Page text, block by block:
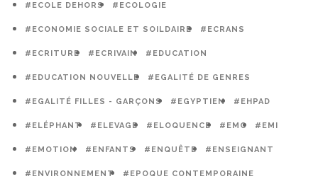
#ECOLE DEHORS #ECOLOGIE
#ECONOMIE SOCIALE ET SOILDAIRE #ECRANS
#ECRITURE #ECRIVAIN #EDUCATION
#EDUCATION NOUVELLE #EGALITÉ DE GENRES
#EGALITÉ FILLES - GARÇONS #EGYPTIEN #EHPAD
#ELÉPHANT #ELEVAGE #ELOQUENCE #EMC #EMI
#EMOTION #ENFANTS #ENQUÊTE #ENSEIGNANT
#ENVIRONNEMENT #EPOQUE CONTEMPORAINE